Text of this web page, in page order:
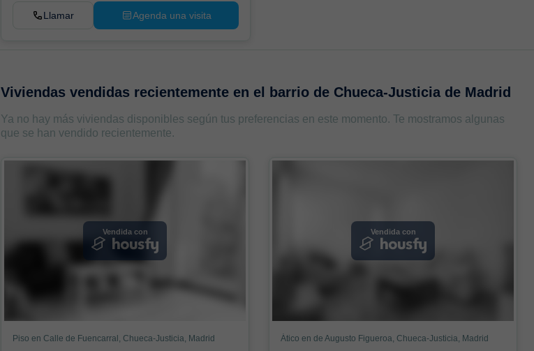
Llamar Agenda una visita
Viviendas vendidas recientemente en el barrio de Chueca-Justicia de Madrid
Ya no hay más viviendas disponibles según tus preferencias en este momento. Te mostramos algunas
que se han vendido recientemente.
Vendida con
Piso en Calle de Fuencarral, Chueca-Justicia, Madrid
Vendida con
Ático en de Augusto Figueroa, Chueca-Justicia, Madrid